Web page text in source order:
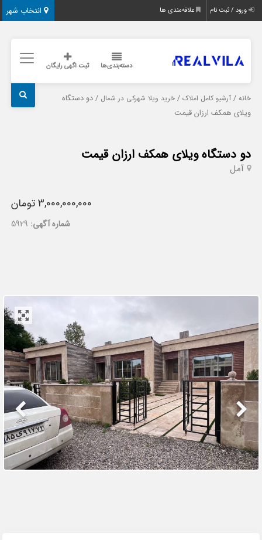
انتخاب شهر ورود / ثبت نام علاقه‌مندی ها
دسته‌بندی‌ها ثبت اگهی رایگان
خانه /آرشیو کامل املاک /خرید ویلا شهرکی در شمال / دو دستگاه
ویلای همکف ارزان قیمت
دو دستگاه ویلای همکف ارزان قیمت
آمل
3,000,000,000 تومان
شماره آگهی: 5929